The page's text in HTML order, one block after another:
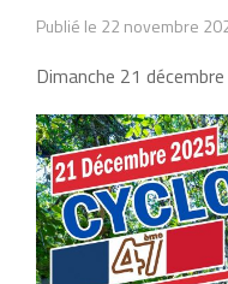
Publié le 22 novembre
Dimanche 21